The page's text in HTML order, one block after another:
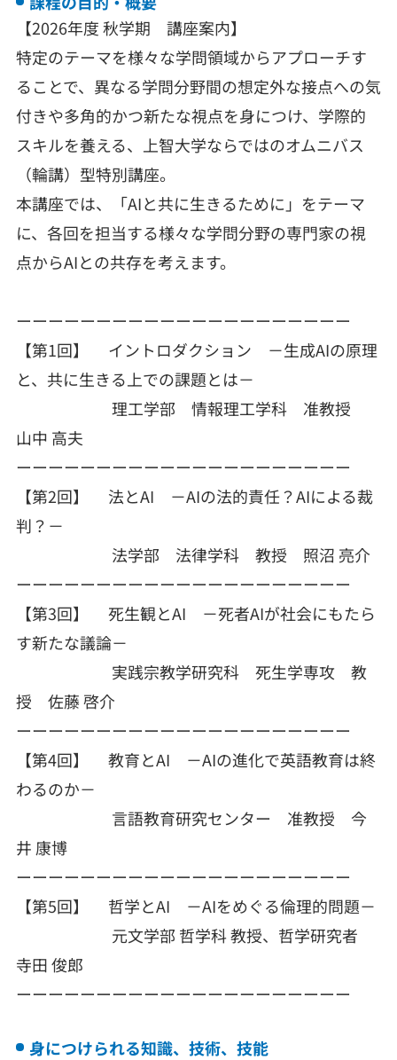
【2026年度 秋学期 講座案内】
特定のテーマを様々な学問領域からアプローチす
ることで、異なる学問分野間の想定外な接点への気
付きや多角的かつ新たな視点を身につけ、学際的
スキルを養える、上智大学ならではのオムニバス
（輪講）型特別講座。
本講座では、「AIと共に生きるために」をテーマ
に、各回を担当する様々な学問分野の専門家の視
点からAIとの共存を考えます。
ーーーーーーーーーーーーーーーーーーーーー
【第1回】 イントロダクション －生成AIの原理
と、共に生きる上での課題とは－
理工学部 情報理工学科 准教授
山中 高夫
ーーーーーーーーーーーーーーーーーーーーー
【第2回】 法とAI －AIの法的責任？AIによる裁
判？－
法学部 法律学科 教授 照沼 亮介
ーーーーーーーーーーーーーーーーーーーーー
【第3回】 死生観とAI －死者AIが社会にもたら
す新たな議論－
実践宗教学研究科 死生学専攻 教
授 佐藤 啓介
ーーーーーーーーーーーーーーーーーーーーー
【第4回】 教育とAI －AIの進化で英語教育は終
わるのか－
言語教育研究センター 准教授 今
井 康博
ーーーーーーーーーーーーーーーーーーーーー
【第5回】 哲学とAI －AIをめぐる倫理的問題－
元文学部 哲学科 教授、哲学研究者
寺田 俊郎
ーーーーーーーーーーーーーーーーーーーーー
身につけられる知識、技術、技能